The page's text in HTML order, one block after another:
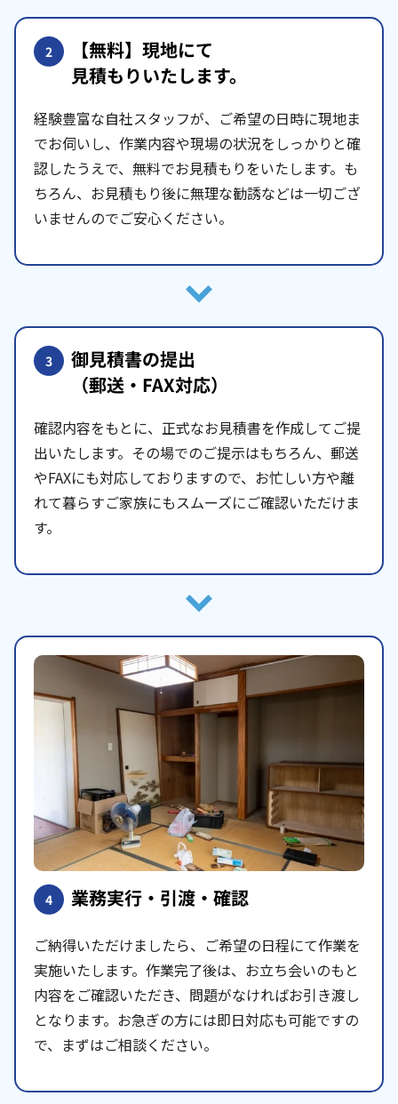
2 【無料】現地にて
見積もりいたします。
経験豊富な自社スタッフが、ご希望の日時に現地ま
でお伺いし、作業内容や現場の状況をしっかりと確
認したうえで、無料でお見積もりをいたします。も
ちろん、お見積もり後に無理な勧誘などは一切ござ
いませんのでご安心ください。
3 御見積書の提出
（郵送・FAX対応）
確認内容をもとに、正式なお見積書を作成してご提
出いたします。その場でのご提示はもちろん、郵送
やFAXにも対応しておりますので、お忙しい方や離
れて暮らすご家族にもスムーズにご確認いただけま
す。
4 業務実行・引渡・確認
ご納得いただけましたら、ご希望の日程にて作業を
実施いたします。作業完了後は、お立ち会いのもと
内容をご確認いただき、問題がなければお引き渡し
となります。お急ぎの方には即日対応も可能ですの
で、まずはご相談ください。